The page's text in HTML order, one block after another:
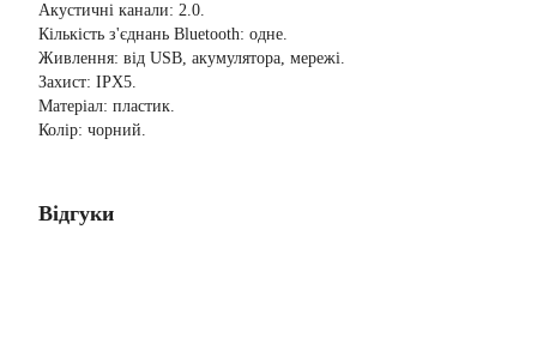
Акустичні канали: 2.0.
Кількість з'єднань Bluetooth: одне.
Живлення: від USB, акумулятора, мережі.
Захист: IPX5.
Матеріал: пластик.
Колір: чорний.
Відгуки